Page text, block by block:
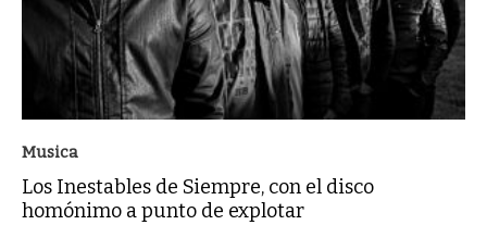
Musica
Los Inestables de Siempre, con el disco
homónimo a punto de explotar